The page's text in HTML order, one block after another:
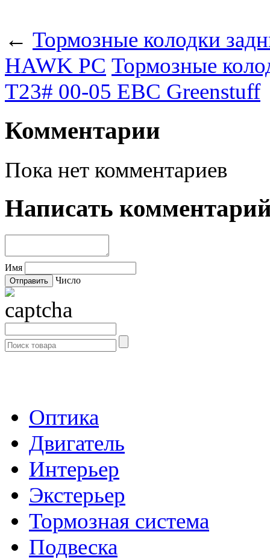
← Тормозные колодки
HAWK PC Тормозные
T23# 00-05 EBC Greenstuff
Комментарии
Пока нет комментариев
Написать
Имя
Число
Оптика
Двигатель
Интерьер
Экстерьер
Тормозная система
Подвеска